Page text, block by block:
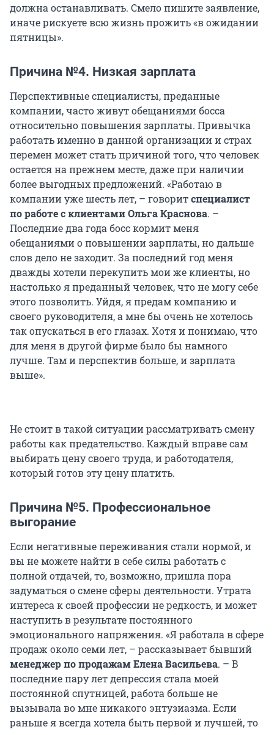
должна останавливать. Смело пишите заявление,
иначе рискуете всю жизнь прожить «в ожидании
пятницы».
Причина №4. Низкая зарплата
Перспективные специалисты, преданные
компании, часто живут обещаниями босса
относительно повышения зарплаты. Привычка
работать именно в данной организации и страх
перемен может стать причиной того, что человек
остается на прежнем месте, даже при наличии
более выгодных предложений. «Работаю в
компании уже шесть лет, – говоритспециалист
по работе с клиентами Ольга Краснова. –
Последние два года босс кормит меня
обещаниями о повышении зарплаты, но дальше
слов дело не заходит. За последний год меня
дважды хотели перекупить мои же клиенты, но
настолько я преданный человек, что не могу себе
этого позволить. Уйдя, я предам компанию и
своего руководителя, а мне бы очень не хотелось
так опускаться в его глазах. Хотя и понимаю, что
для меня в другой фирме было бы намного
лучше. Там и перспектив больше, и зарплата
выше».
Не стоит в такой ситуации рассматривать смену
работы как предательство. Каждый вправе сам
выбирать цену своего труда, и работодателя,
который готов эту цену платить.
Причина №5. Профессиональное
выгорание
Если негативные переживания стали нормой, и
вы не можете найти в себе силы работать с
полной отдачей, то, возможно, пришла пора
задуматься о смене сферы деятельности. Утрата
интереса к своей профессии не редкость, и может
наступить в результате постоянного
эмоционального напряжения. «Я работала в сфере
продаж около семи лет, – рассказывает бывший
менеджер по продажам Елена Васильева. – В
последние пару лет депрессия стала моей
постоянной спутницей, работа больше не
вызывала во мне никакого энтузиазма. Если
раньше я всегда хотела быть первой и лучшей, то